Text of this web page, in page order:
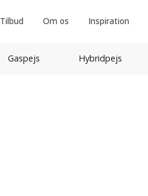
Tilbud Om os Inspiration
Gaspejs Hybridpejs